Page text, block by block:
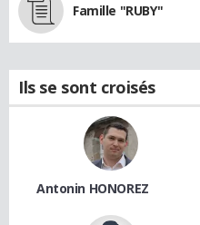
Famille "RUBY"
Ils se sont croisés
Antonin HONOREZ